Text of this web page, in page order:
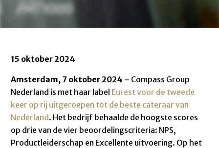
15 oktober 2024
Amsterdam, 7 oktober 2024 – Compass Group
Nederland is met haar label Eurest voor de tweede
keer op rij uitgeroepen tot de beste cateraar van
Nederland. Het bedrijf behaalde de hoogste scores
op drie van de vier beoordelingscriteria: NPS,
Productleiderschap en Excellente uitvoering. Op het